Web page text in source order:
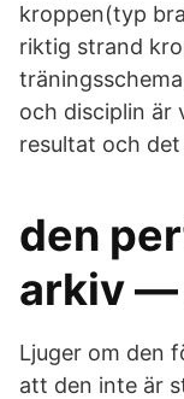
kroppen(typ
riktig strand
och disciplin är
resultat och
den
arkiv —
Ljuger om den
att den inte är